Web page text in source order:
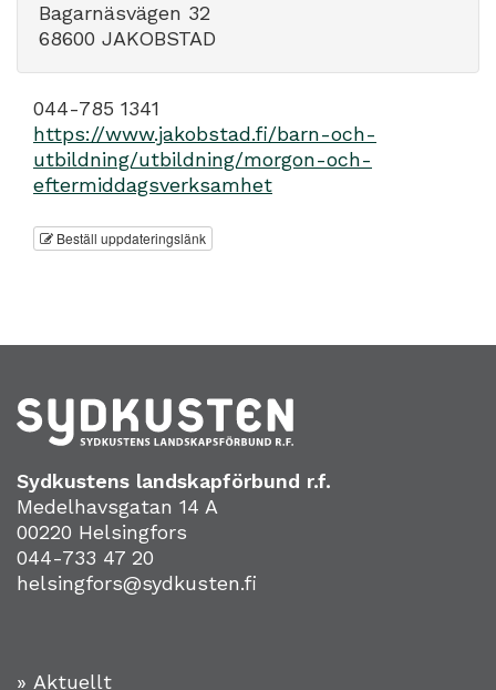
Bagarnäsvägen 32
68600 JAKOBSTAD
044-785 1341
https://www.jakobstad.fi/barn-och-
utbildning/utbildning/morgon-och-
eftermiddagsverksamhet
Beställ uppdateringslänk
Sydkustens landskapförbund r.f.
Medelhavsgatan 14 A
00220 Helsingfors
044-733 47 20
helsingfors@sydkusten.fi
» Aktuellt